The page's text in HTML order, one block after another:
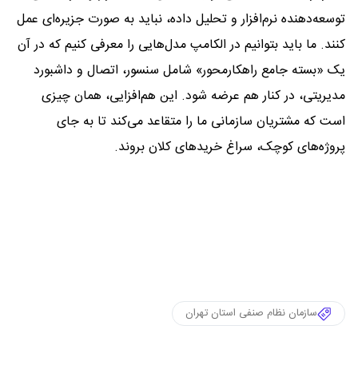
توسعه‌دهنده نرم‌افزار و تحلیل داده، نباید به صورت جزیره‌ای عمل
کنند. ما باید بتوانیم در الکامپ مدل‌هایی را معرفی کنیم که در آن
یک «بسته جامع راهکارمحور» شامل سنسور، اتصال و داشبورد
مدیریتی، در کنار هم عرضه شود. این هم‌افزایی، همان چیزی
است که مشتریان سازمانی ما را متقاعد می‌کند تا به جای
پروژه‌های کوچک، سراغ خریدهای کلان بروند.
سازمان نظام صنفی استان تهران